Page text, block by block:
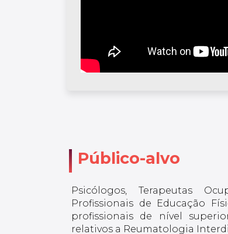
Público-alvo
Psicólogos, Terapeutas
Profissionais de Educação
profissionais de nível
relativos a Reumatologia